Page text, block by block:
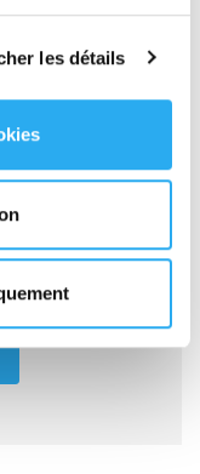
les détails
en ligne